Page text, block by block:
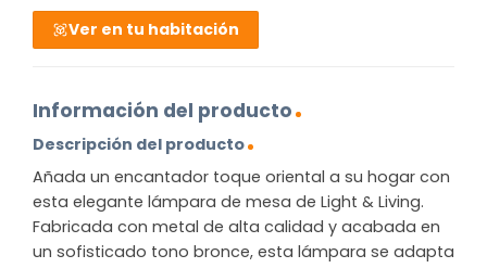
Ver en tu habitación
Información del producto
Descripción del producto
Añada un encantador toque oriental a su hogar con
esta elegante lámpara de mesa de Light & Living.
Fabricada con metal de alta calidad y acabada en
un sofisticado tono bronce, esta lámpara se adapta